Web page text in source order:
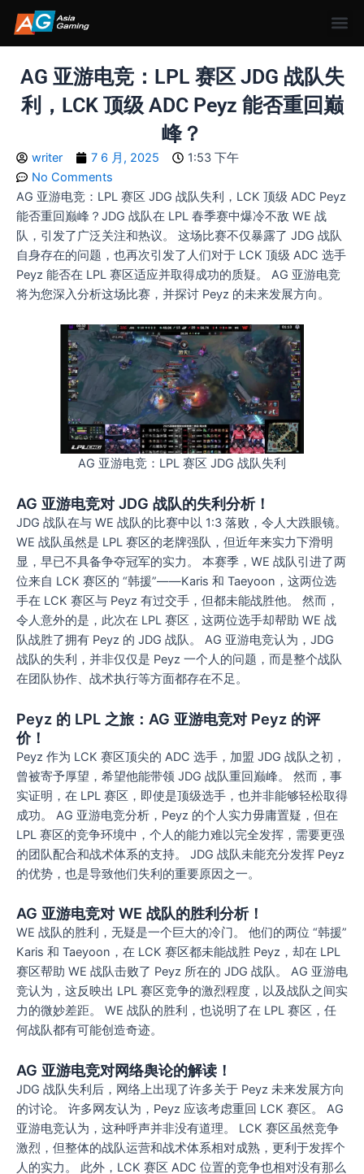
AG 亚游电竞：LPL 赛区 JDG 战队失
利，LCK 顶级 ADC Peyz 能否重回巅
峰？
writer 7 6 月, 2025
1:53 下午
No Comments
AG 亚游电竞：LPL 赛区 JDG 战队失利，LCK 顶级 ADC Peyz
能否重回巅峰？JDG 战队在 LPL 春季赛中爆冷不敌 WE 战
队，引发了广泛关注和热议。 这场比赛不仅暴露了 JDG 战队
自身存在的问题，也再次引发了人们对于 LCK 顶级 ADC 选手
Peyz 能否在 LPL 赛区适应并取得成功的质疑。 AG 亚游电竞
将为您深入分析这场比赛，并探讨 Peyz 的未来发展方向。
AG 亚游电竞：LPL 赛区 JDG 战队失利
AG 亚游电竞对 JDG 战队的失利分析！
JDG 战队在与 WE 战队的比赛中以 1:3 落败，令人大跌眼镜。
WE 战队虽然是 LPL 赛区的老牌强队，但近年来实力下滑明
显，早已不具备争夺冠军的实力。 本赛季，WE 战队引进了两
位来自 LCK 赛区的 “韩援”——Karis 和 Taeyoon，这两位选
手在 LCK 赛区与 Peyz 有过交手，但都未能战胜他。 然而，
令人意外的是，此次在 LPL 赛区，这两位选手却帮助 WE 战
队战胜了拥有 Peyz 的 JDG 战队。 AG 亚游电竞认为，JDG
战队的失利，并非仅仅是 Peyz 一个人的问题，而是整个战队
在团队协作、战术执行等方面都存在不足。
Peyz 的 LPL 之旅：AG 亚游电竞对 Peyz 的评
价！
Peyz 作为 LCK 赛区顶尖的 ADC 选手，加盟 JDG 战队之初，
曾被寄予厚望，希望他能带领 JDG 战队重回巅峰。 然而，事
实证明，在 LPL 赛区，即使是顶级选手，也并非能够轻松取得
成功。 AG 亚游电竞分析，Peyz 的个人实力毋庸置疑，但在
LPL 赛区的竞争环境中，个人的能力难以完全发挥，需要更强
的团队配合和战术体系的支持。 JDG 战队未能充分发挥 Peyz
的优势，也是导致他们失利的重要原因之一。
AG 亚游电竞对 WE 战队的胜利分析！
WE 战队的胜利，无疑是一个巨大的冷门。 他们的两位 “韩援”
Karis 和 Taeyoon，在 LCK 赛区都未能战胜 Peyz，却在 LPL
赛区帮助 WE 战队击败了 Peyz 所在的 JDG 战队。 AG 亚游电
竞认为，这反映出 LPL 赛区竞争的激烈程度，以及战队之间实
力的微妙差距。 WE 战队的胜利，也说明了在 LPL 赛区，任
何战队都有可能创造奇迹。
AG 亚游电竞对网络舆论的解读！
JDG 战队失利后，网络上出现了许多关于 Peyz 未来发展方向
的讨论。 许多网友认为，Peyz 应该考虑重回 LCK 赛区。 AG
亚游电竞认为，这种呼声并非没有道理。 LCK 赛区虽然竞争
激烈，但整体的战队运营和战术体系相对成熟，更利于发挥个
人的实力。 此外，LCK 赛区 ADC 位置的竞争也相对没有那么